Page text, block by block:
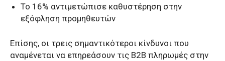
Το 16% αντιμετώπισε καθυστέρηση στην
εξόφληση προμηθευτών
Επίσης, οι τρεις σημαντικότεροι κίνδυνοι που
αναμένεται να επηρεάσουν τις B2B πληρωμές στην